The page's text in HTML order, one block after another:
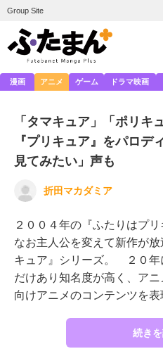
Group Site
漫画 アニメ ゲーム ドラマ映画
「タマキュア」「ポリキ
『プリキュア』をパロデ
見てみたい」声も
折田マカダミア
２００４年の『ふたりはプ
なお主人公を変えて新作が
キュア』シリーズ。 ２０年
だけあり知名度が高く、ア
向けアニメのコンテンツを
続き